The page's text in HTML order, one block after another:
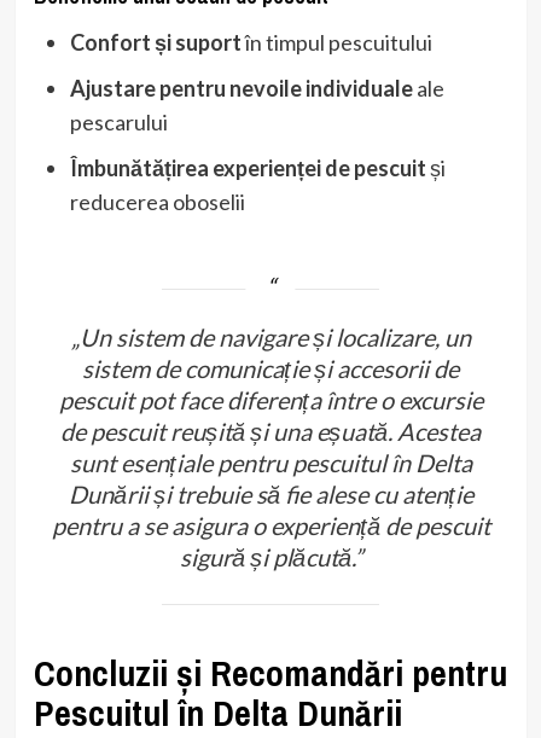
Confort și suportîn timpul pescuitului
Ajustare pentru nevoile individualeale
pescarului
Îmbunătățirea experienței de pescuitși
reducerea oboselii
„Un sistem de navigare și localizare, un
sistem de comunicație și accesorii de
pescuit pot face diferența între o excursie
de pescuit reușită și una eșuată. Acestea
sunt esențiale pentru pescuitul în Delta
Dunării și trebuie să fie alese cu atenție
pentru a se asigura o experiență de pescuit
sigură și plăcută.”
Concluzii și Recomandări pentru
Pescuitul în Delta Dunării